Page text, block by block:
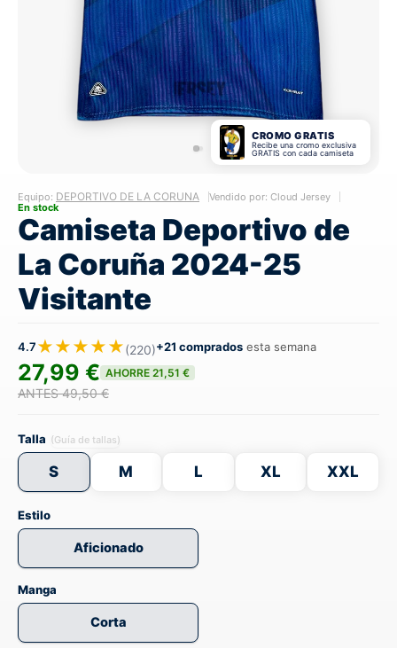
CROMO GRATIS
Recibe una cromo exclusiva
GRATIS con cada camiseta
Equipo: DEPORTIVO DE LA CORUNA
Vendido por: Cloud Jersey
En stock
Camiseta Deportivo de
La Coruña 2024-25
Visitante
4.7★★★★★(220)+21 comprados esta semana
27,99 € AHORRE 21,51 €
ANTES 49,50 €
Talla (Guía de tallas)
S M L XL XXL
Estilo
Aficionado
Manga
Corta